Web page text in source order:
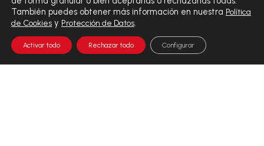
También puedes obtener más información en nuestra Política
de Cookies y Protección de Datos.
Activar todo Rechazar todo Configurar